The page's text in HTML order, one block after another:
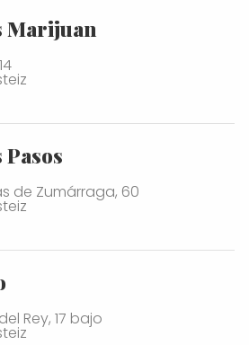
Marijuan
Pasos
de Zumárraga, 60
Rey, 17 bajo